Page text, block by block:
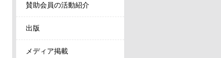
賛助会員の活動紹介
出版
メディア掲載